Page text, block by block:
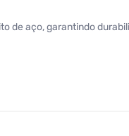
de aço, garantindo